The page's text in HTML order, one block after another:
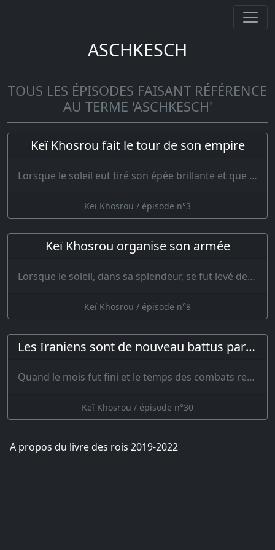
ASCHKESCH
TOUS LES ÉPISODES FAISANT RÉFÉRENCE
AU TERME 'ASCHKESCH'
Keï Khosrou fait le tour de son empire
Lorsque le soleil eut tiré son épée brillante et que la sombre nuit se fut enfui…
Keï Khosrou / épisode n°3
Keï Khosrou organise son armée
Lorsque le soleil, dans sa splendeur, se fut levé derrière les montagnes et que les chan…
Keï Khosrou / épisode n°8
Les Iraniens sont de nouveau battus par les Turcs
Quand le mois fut fini et le temps des combats revenu sans qu’on eût …
Keï Khosrou / épisode n°30
A propos du livre des rois 2019-2022